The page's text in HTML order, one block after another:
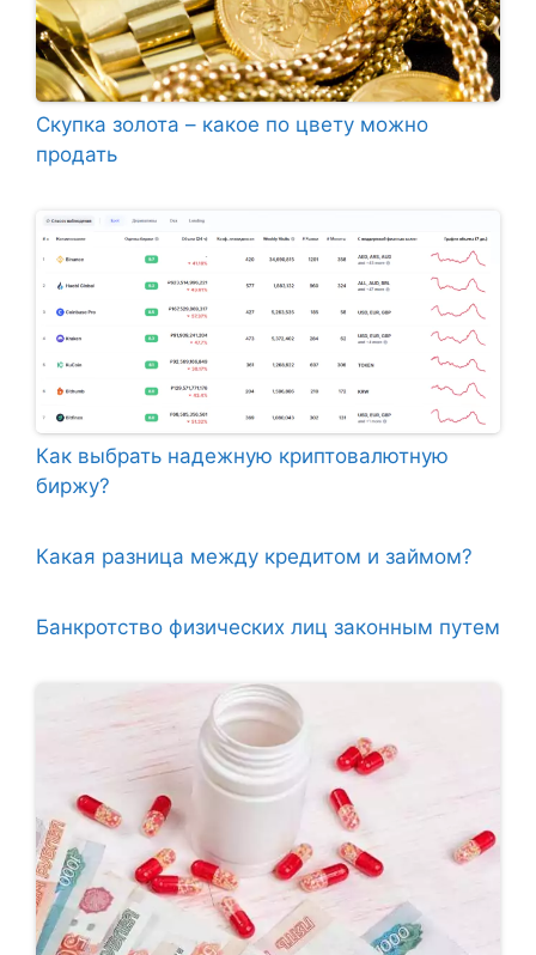
Скупка золота – какое по цвету можно
продать
Как выбрать надежную криптовалютную
биржу?
Какая разница между кредитом и займом?
Банкротство физических лиц законным путем